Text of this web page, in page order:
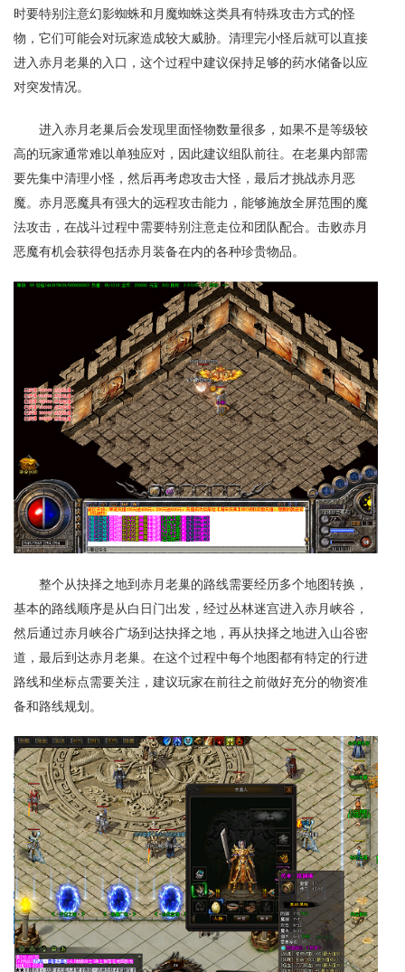
时要特别注意幻影蜘蛛和月魔蜘蛛这类具有特殊攻击方式的怪
物，它们可能会对玩家造成较大威胁。清理完小怪后就可以直接
进入赤月老巢的入口，这个过程中建议保持足够的药水储备以应
对突发情况。
进入赤月老巢后会发现里面怪物数量很多，如果不是等级较
高的玩家通常难以单独应对，因此建议组队前往。在老巢内部需
要先集中清理小怪，然后再考虑攻击大怪，最后才挑战赤月恶
魔。赤月恶魔具有强大的远程攻击能力，能够施放全屏范围的魔
法攻击，在战斗过程中需要特别注意走位和团队配合。击败赤月
恶魔有机会获得包括赤月装备在内的各种珍贵物品。
整个从抉择之地到赤月老巢的路线需要经历多个地图转换，
基本的路线顺序是从白日门出发，经过丛林迷宫进入赤月峡谷，
然后通过赤月峡谷广场到达抉择之地，再从抉择之地进入山谷密
道，最后到达赤月老巢。在这个过程中每个地图都有特定的行进
路线和坐标点需要关注，建议玩家在前往之前做好充分的物资准
备和路线规划。